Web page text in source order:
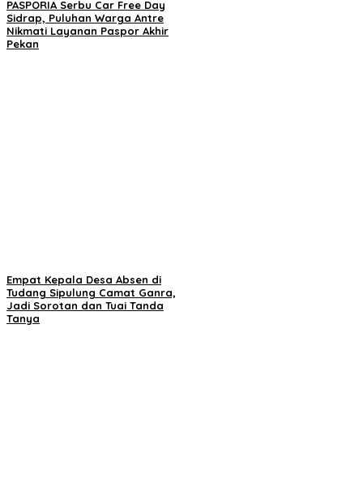
PASPORIA Serbu Car Free Day
Sidrap, Puluhan Warga Antre
Nikmati Layanan Paspor Akhir
Pekan
Empat Kepala Desa Absen di
Tudang Sipulung Camat Ganra,
Jadi Sorotan dan Tuai Tanda
Tanya